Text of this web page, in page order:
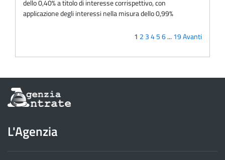
dello 0,40% a titolo di interesse corrispettivo, con
applicazione degli interessi nella misura dello 0,99%
1 2 3456... 19Avanti
Informazioni
sul
dell'Agenzia
delle
Entrate
L'Agenzia